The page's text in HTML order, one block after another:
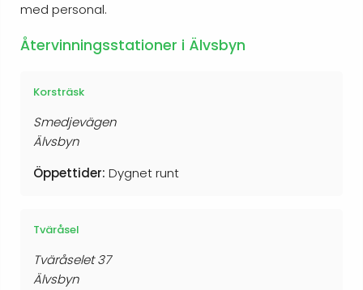
med personal.
Återvinningsstationer i Älvsbyn
Korsträsk
Smedjevägen
Älvsbyn
Öppettider: Dygnet runt
Tväråsel
Tväråselet 37
Älvsbyn